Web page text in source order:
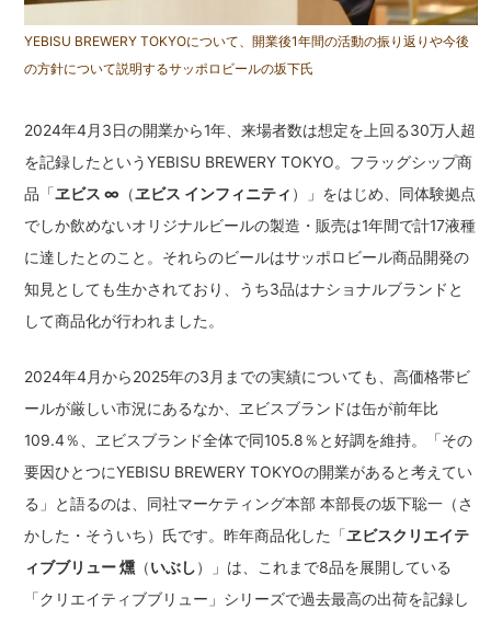
YEBISU BREWERY TOKYOについて、開業後1年間の活動の振り返りや今後
の方針について説明するサッポロビールの坂下氏
2024年4月3日の開業から1年、来場者数は想定を上回る30万人超
を記録したというYEBISU BREWERY TOKYO。フラッグシップ商
品「ヱビス ∞ （ヱビス インフィニティ ）」をはじめ、同体験拠点
でしか飲めないオリジナルビールの製造・販売は1年間で計17液種
に達したとのこと。それらのビールはサッポロビール商品開発の
知見としても生かされており、うち3品はナショナルブランドと
して商品化が行われました。
2024年4月から2025年の3月までの実績についても、高価格帯ビ
ールが厳しい市況にあるなか、ヱビスブランドは缶が前年比
109.4％、ヱビスブランド全体で同105.8％と好調を維持。「その
要因ひとつにYEBISU BREWERY TOKYOの開業があると考えてい
る」と語るのは、同社マーケティング本部 本部長の坂下聡一（さ
かした・そういち）氏です。昨年商品化した「ヱビスクリエイテ
ィブブリュー 燻 （いぶし）」は、これまで8品を展開している
「クリエイティブブリュー」シリーズで過去最高の出荷を記録し